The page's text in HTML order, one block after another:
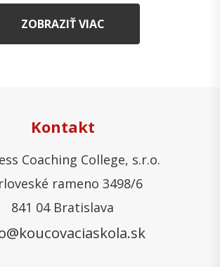
ZOBRAZIŤ VIAC
Kontakt
Coaching College, s.r.o.
rameno 3498/6
841 04 Bratislava